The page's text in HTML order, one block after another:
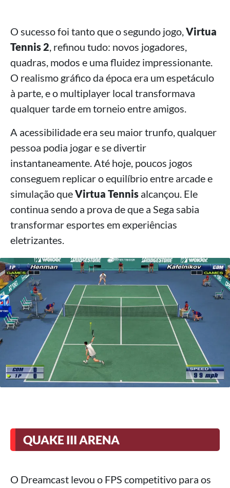
O sucesso foi tanto que o segundo jogo,Virtua
Tennis 2, refinou tudo: novos jogadores,
quadras, modos e uma fluidez impressionante.
O realismo gráfico da época era um espetáculo
à parte, e o multiplayer local transformava
qualquer tarde em torneio entre amigos.
A acessibilidade era seu maior trunfo, qualquer
pessoa podia jogar e se divertir
instantaneamente. Até hoje, poucos jogos
conseguem replicar o equilíbrio entre arcade e
simulação queVirtua Tennis alcançou. Ele
continua sendo a prova de que a Sega sabia
transformar esportes em experiências
eletrizantes.
QUAKE III ARENA
O Dreamcast levou o FPS competitivo para os